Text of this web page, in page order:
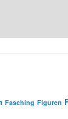
Fasching Figuren